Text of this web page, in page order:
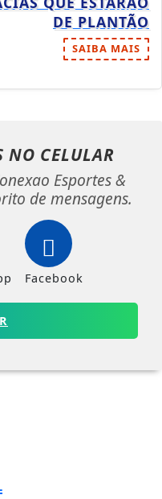
DE PLANTÃO
SAIBA MAIS
NO CELULAR
Esportes &
de mensagens.
Facebook